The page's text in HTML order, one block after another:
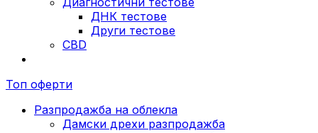
ДНК тестове
Други тестове
CBD
Топ оферти
Разпродажба на облекла
Дамски дрехи разпродажба